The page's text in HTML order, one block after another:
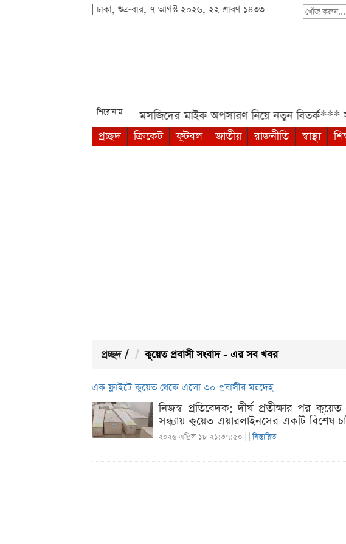
| ঢাকা, শুক্রবার, ৭ আগস্ট ২০২৬, ২২ শ্রাবণ ১৪৩৩
খোঁজ
শিরোনাম
পশ্চিমবঙ্গে মসজিদের মাইক অপসারণ নিয়ে নতুন বিতর্ক***
প্রচ্ছদ
ক্রিকেট ফুটবল জাতীয় রাজনীতি স্বাস্থ্য
প্রচ্ছদ / কুয়েত প্রবাসী সংবাদ - এর সব খবর
এক ফ্লাইটে কুয়েত থেকে এলো ৩০ প্রবাসীর মরদেহ
নিজস্ব প্রতিবেদক: দীর্ঘ প্রতীক্ষার পর
সন্ধ্যায় কুয়েত এয়ারলাইনসের একটি বিশেষ
২০২৬ এপ্রিল ১৮ ২১:৩৭:৫০ | |বিস্তারিত